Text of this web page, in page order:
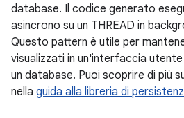
database. Il codice generato
asincrono su un THREAD in
Questo pattern è utile per
visualizzati in un'interfaccia
un database. Puoi scoprire di più
nella guida alla libreria di